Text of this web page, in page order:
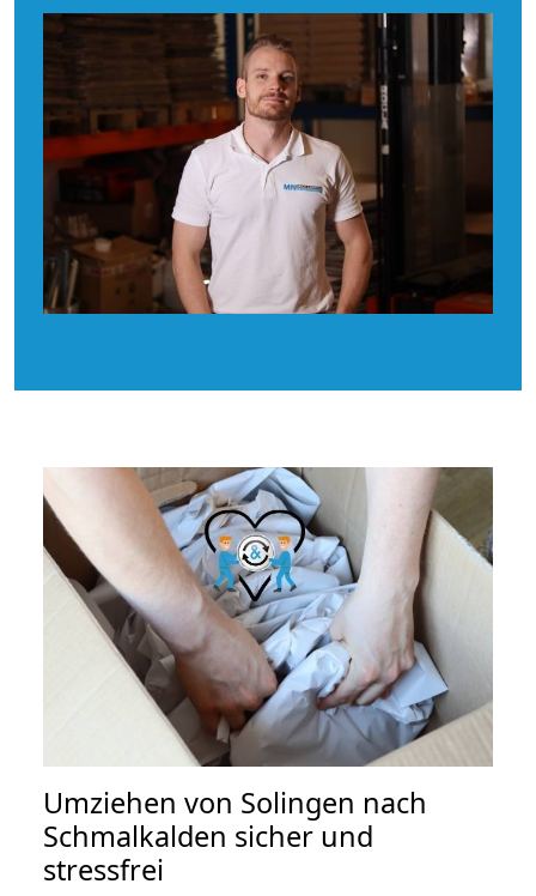
Umziehen von Solingen nach
Schmalkalden sicher und
stressfrei